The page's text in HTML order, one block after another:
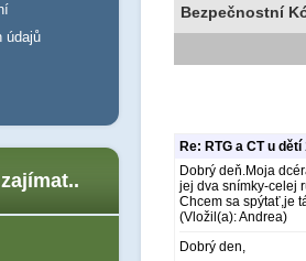
Bezpečnostní
Re: RTG a CT u dětí
Dobrý deň.Moja
jej dva snímky-celej
Chcem sa spýtať,je
(Vložil(a): Andrea)
Dobrý den,
údajů